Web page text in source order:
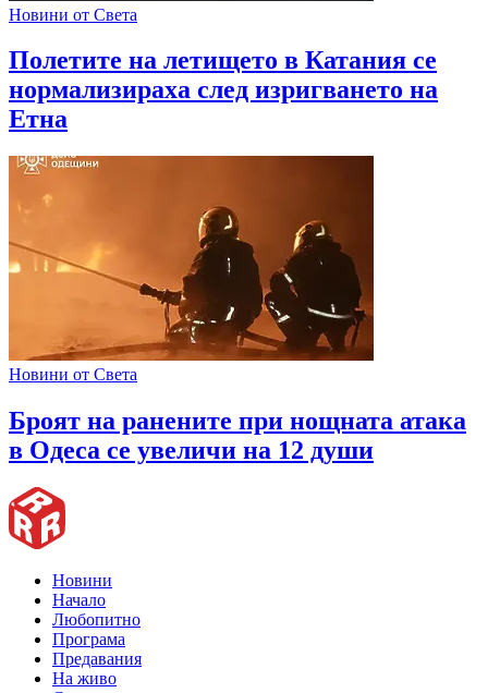
Новини от Света
Полетите на летището в Катания се
нормализираха след изригването на
Етна
Новини от Света
Броят на ранените при нощната атака
в Одеса се увеличи на 12 души
Новини
Начало
Любопитно
Програма
Предавания
На живо